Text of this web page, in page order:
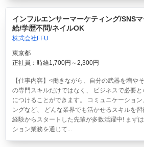
インフルエンサーマーケティング/SNS
給/学歴不問/ネイルOK
株式会社FFU
東京都
正社員：時給1,700円～2,300円
【仕事内容】<働きながら、自分の武器を増や
の専門スキルだけではなく、 ビジネスで必要
につけることができます。 コミュニケーショ
ングなど、 どんな業界でも活かせるスキルを
経験からスタートした先輩が多数活躍中! まず
ション業務を通じて...